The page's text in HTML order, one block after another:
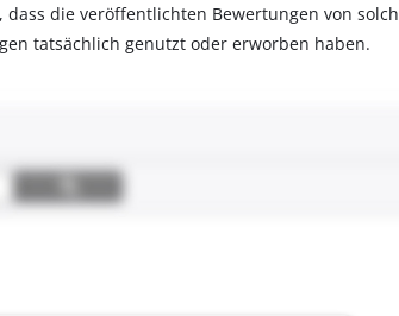
die veröffentlichten Bewertungen von
tatsächlich genutzt oder erworben haben.